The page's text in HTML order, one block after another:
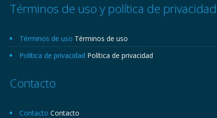
Términos de uso y política de privacidad
Términos de uso Términos de uso
Política de privacidad Política de privacidad
Contacto
Contacto Contacto